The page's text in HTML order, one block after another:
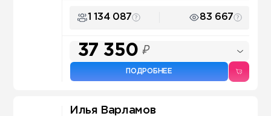
1 134 087 83 667
37 350 ₽
ПОДРОБНЕЕ
Илья Варламов